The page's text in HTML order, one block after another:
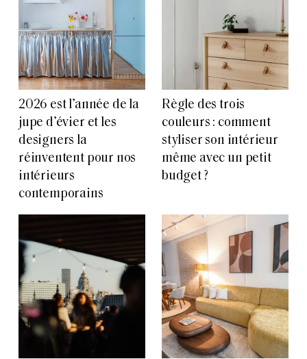
2026 est l’année de la
jupe d’évier et les
designers la
réinventent pour nos
intérieurs
contemporains
Règle des trois
couleurs : comment
styliser son intérieur
même avec un petit
budget ?